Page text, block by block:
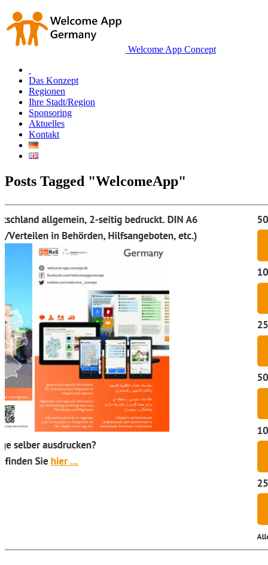
Welcome App Concept
Das Konzept
Regionen
Ihre Stadt/Region
Sponsoring
Aktuelles
Kontakt
Posts Tagged "WelcomeApp"